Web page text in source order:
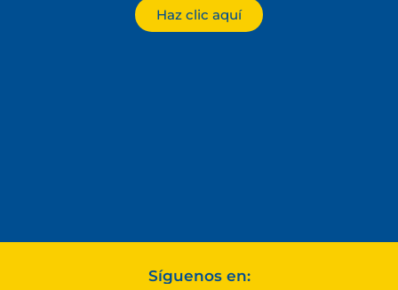
Haz clic aquí
Síguenos en: